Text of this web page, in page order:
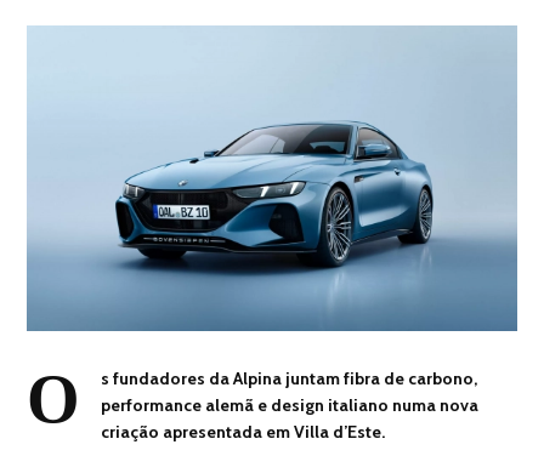
O
s fundadores da Alpina juntam fibra de carbono,
performance alemã e design italiano numa nova
criação apresentada em Villa d’Este.